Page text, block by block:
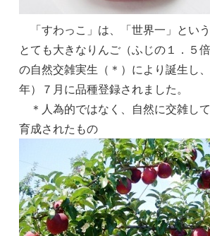
「すわっこ」は、「世界一」とい
とても大きなりんご（ふじの１．５
の自然交雑実生（＊）により誕生し
年）７月に品種登録されました
＊人為的ではなく、自然に交雑し
育成されたもの